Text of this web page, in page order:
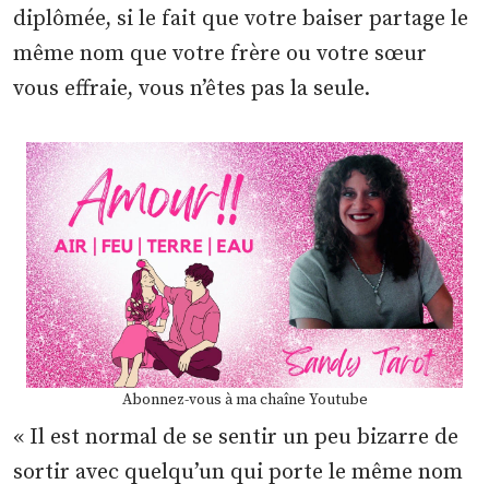
diplômée, si le fait que votre baiser partage le
même nom que votre frère ou votre sœur
vous effraie, vous n’êtes pas la seule.
Abonnez-vous à ma chaîne Youtube
« Il est normal de se sentir un peu bizarre de
sortir avec quelqu’un qui porte le même nom